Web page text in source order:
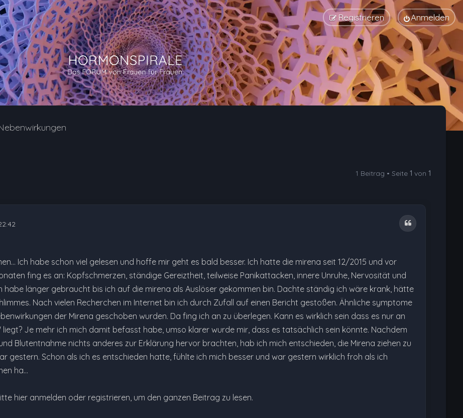
Anmelden
Registrieren
1 Beitrag • Seite1 von1
Zitat
Ich habe schon viel gelesen und hoffe mir geht es bald besser. Ich hatte die mirena seit 12/2015 und vor
fing es an: Kopfschmerzen, ständige Gereiztheit, teilweise Panikattacken, innere Unruhe, Nervosität und
habe länger gebraucht bis ich auf die mirena als Auslöser gekommen bin. Dachte ständig ich wäre krank, hätte
Nach vielen Recherchen im Internet bin ich durch Zufall auf einen Bericht gestoßen. Ähnliche symptome
der Mirena geschoben wurden. Da fing ich an zu überlegen. Kann es wirklich sein dass es nur an
liegt? Je mehr ich mich damit befasst habe, umso klarer wurde mir, dass es tatsächlich sein könnte. Nachdem
Blutentnahme nichts anderes zur Erklärung hervor brachten, hab ich mich entschieden, die Mirena ziehen zu
gestern. Schon als ich es entschieden hatte, fühlte ich mich besser und war gestern wirklich froh als ich
ha…
hier anmelden oder registrieren, um den ganzen Beitrag zu lesen.